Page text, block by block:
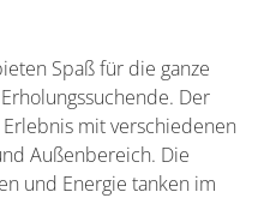
Spaß für die ganze
Der
mit verschiedenen
Außenbereich. Die
und Energie tanken im